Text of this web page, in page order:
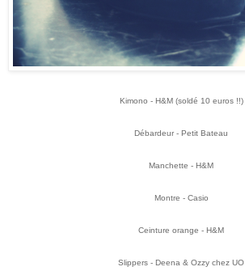
Kimono - H&M (soldé 10 euros !!)
Débardeur - Petit Bateau
Manchette - H&M
Montre - Casio
Ceinture orange - H&M
Slippers - Deena & Ozzy chez UO